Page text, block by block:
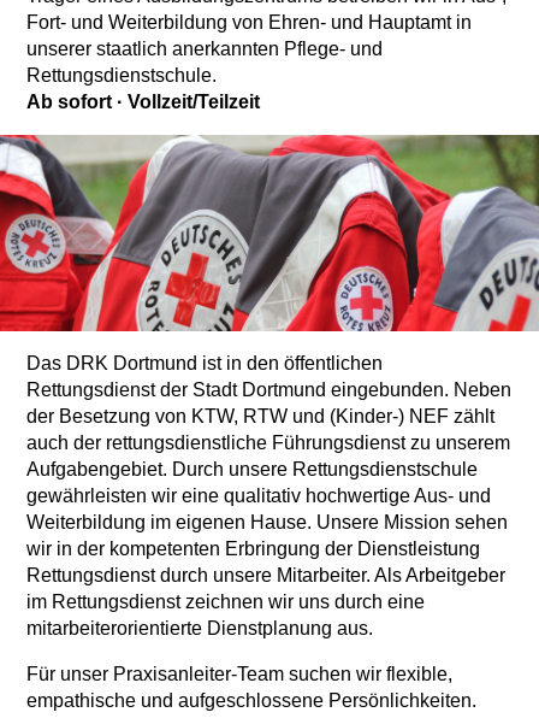
Fort- und Weiterbildung von Ehren- und Hauptamt in
unserer staatlich anerkannten Pflege- und
Rettungsdienstschule.
Ab sofort ·Vollzeit/Teilzeit
Das DRK Dortmund ist in den öffentlichen
Rettungsdienst der Stadt Dortmund eingebunden. Neben
der Besetzung von KTW, RTW und (Kinder-) NEF zählt
auch der rettungsdienstliche Führungsdienst zu unserem
Aufgabengebiet. Durch unsere Rettungsdienstschule
gewährleisten wir eine qualitativ hochwertige Aus- und
Weiterbildung im eigenen Hause. Unsere Mission sehen
wir in der kompetenten Erbringung der Dienstleistung
Rettungsdienst durch unsere Mitarbeiter. Als Arbeitgeber
im Rettungsdienst zeichnen wir uns durch eine
mitarbeiterorientierte Dienstplanung aus.
Für unser Praxisanleiter-Team suchen wir flexible,
empathische und aufgeschlossene Persönlichkeiten.